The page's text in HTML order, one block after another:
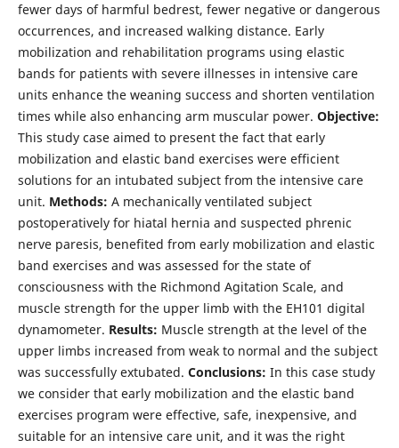
fewer days of harmful bedrest, fewer negative or dangerous
occurrences, and increased walking distance. Early
mobilization and rehabilitation programs using elastic
bands for patients with severe illnesses in intensive care
units enhance the weaning success and shorten ventilation
times while also enhancing arm muscular power. Objective:
This study case aimed to present the fact that early
mobilization and elastic band exercises were efficient
solutions for an intubated subject from the intensive care
unit. Methods: A mechanically ventilated subject
postoperatively for hiatal hernia and suspected phrenic
nerve paresis, benefited from early mobilization and elastic
band exercises and was assessed for the state of
consciousness with the Richmond Agitation Scale, and
muscle strength for the upper limb with the EH101 digital
dynamometer. Results: Muscle strength at the level of the
upper limbs increased from weak to normal and the subject
was successfully extubated. Conclusions: In this case study
we consider that early mobilization and the elastic band
exercises program were effective, safe, inexpensive, and
suitable for an intensive care unit, and it was the right